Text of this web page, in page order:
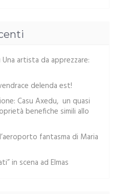
Una artista da apprezzare:
delenda est!
Casu Axedu, un quasi
benefiche simili allo
fantasma di Maria
in scena ad Elmas